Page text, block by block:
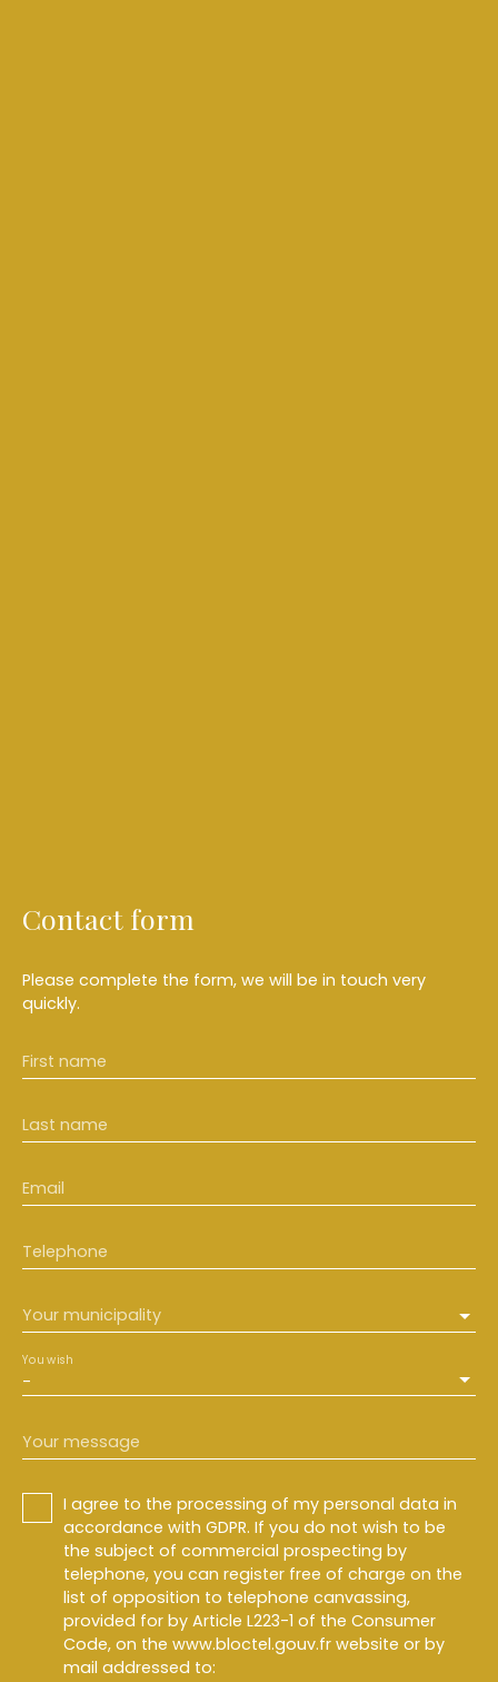
Contact form
Please complete the form, we will be in touch very
quickly.
First name
Last name
Email
Telephone
Your municipality
-
You wish
Your message
I agree to the processing of my personal data in
accordance with GDPR. If you do not wish to be
the subject of commercial prospecting by
telephone, you can register free of charge on the
list of opposition to telephone canvassing,
provided for by Article L223-1 of the Consumer
Code, on the www.bloctel.gouv.fr website or by
mail addressed to: